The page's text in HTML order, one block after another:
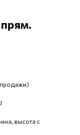
продажи)
высота с